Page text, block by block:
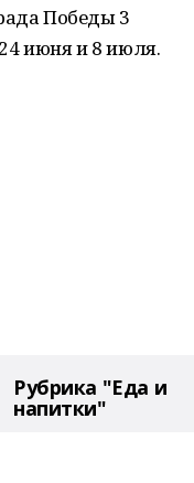
Победы 3
июня и 8 июля.
Рубрика "Еда и
напитки"